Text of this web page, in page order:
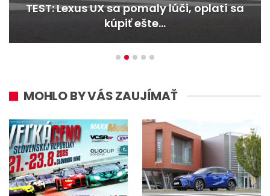
TEST: Lexus UX sa pomaly lúči, oplatí sa
kúpiť ešte…
MOHLO BY VÁS ZAUJÍMAŤ